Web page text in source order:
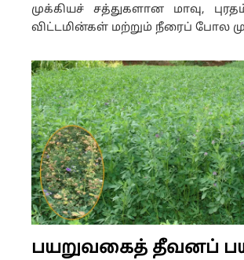
முக்கியச் சத்துகளான மாவு,
விட்டமின்கள் மற்றும் நீரைப் போல
பயறுவகைத் தீவனப்